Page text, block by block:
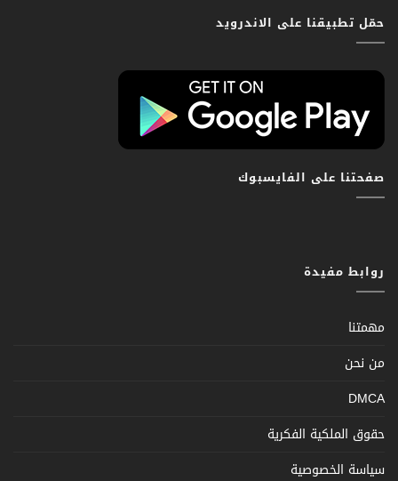
حمّل تطبيقنا على الاندرويد
صفحتنا على الفايسبوك
روابط مفيدة
مهمتنا
من نحن
DMCA
حقوق الملكية الفكرية
سياسة الخصوصية